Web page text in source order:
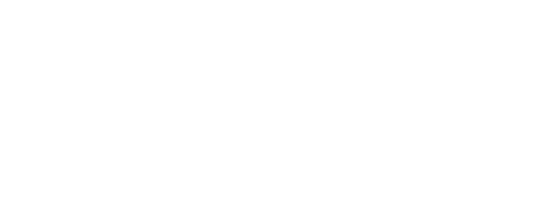
широка, что в ней найдутся